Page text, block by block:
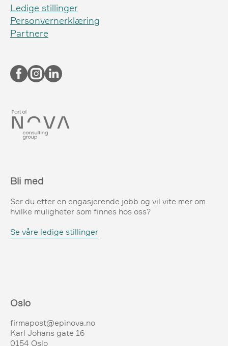
Ledige stillinger
Personvernerklæring
Partnere
Bli med
Ser du etter en engasjerende jobb og vil vite mer om
hvilke muligheter som finnes hos oss?
Se våre ledige stillinger
Oslo
firmapost@epinova.no
Karl Johans gate 16
0154 Oslo